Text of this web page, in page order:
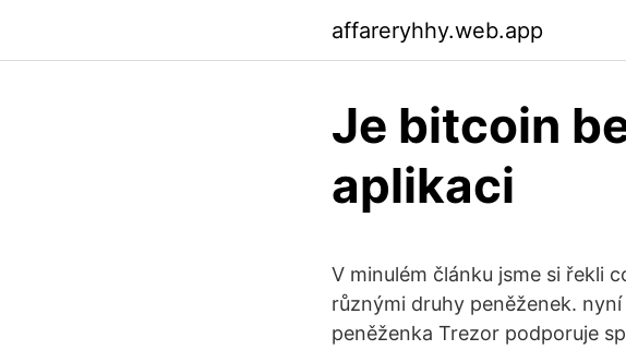
affareryhhy.web.app
Je bitcoin
aplikaci
V minulém článku jsme si řekli
různými druhy peněženek.
peněženka Trezor podporuje